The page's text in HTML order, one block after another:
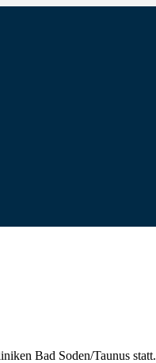
Bad Soden/Taunus statt.